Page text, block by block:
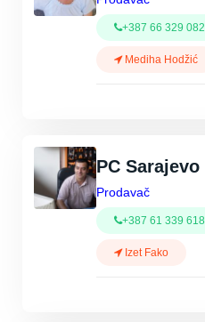
+387 66 329 082
Mediha Hodžić
PC Sarajevo
Prodavač
+387 61 339 618
Izet Fako